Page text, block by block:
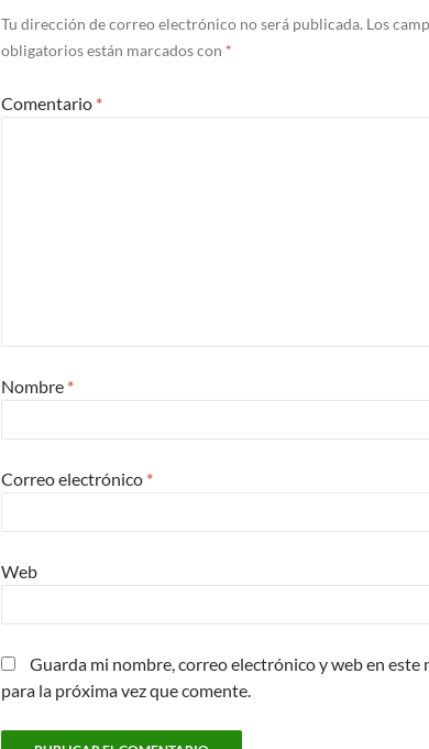
Tu dirección de correo electrónico no será publicada. Los
obligatorios están marcados con *
Comentario *
Nombre *
Correo electrónico *
Web
Guarda mi nombre, correo electrónico y web en este
para la próxima vez que comente.